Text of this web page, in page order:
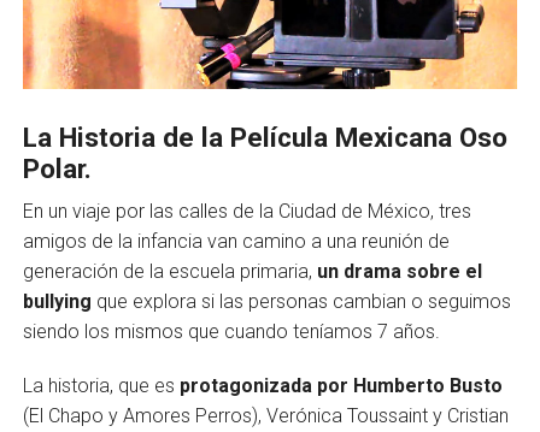
La Historia de la Película Mexicana Oso
Polar.
En un viaje por las calles de la Ciudad de México, tres
amigos de la infancia van camino a una reunión de
generación de la escuela primaria, un drama sobre el
bullying que explora si las personas cambian o seguimos
siendo los mismos que cuando teníamos 7 años.
La historia, que es protagonizada por Humberto Busto
(El Chapo y Amores Perros), Verónica Toussaint y Cristian